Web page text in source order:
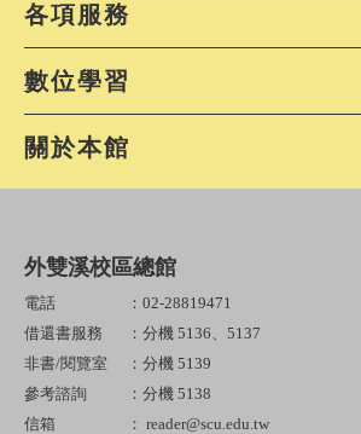
各項服務
數位學習
關於本館
外雙溪校區總館
電話
：02-28819471
借還書服務
：分機 5136、5137
非書/閱覽室
：分機 5139
參考諮詢
：分機 5138
信箱
： reader@scu.edu.tw